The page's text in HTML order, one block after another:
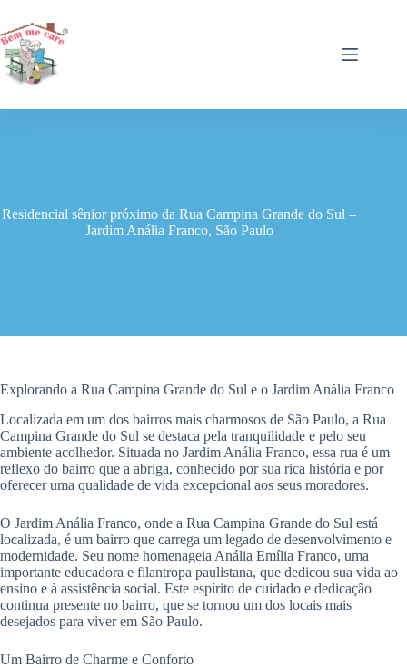
para
o
conteúdo
Residencial sênior próximo da Rua Campina Grande do Sul –
Jardim Anália Franco, São Paulo
Explorando a Rua Campina Grande do Sul e o Jardim Anália Franco
Localizada em um dos bairros mais charmosos de São Paulo, a Rua
Campina Grande do Sul se destaca pela tranquilidade e pelo seu
ambiente acolhedor. Situada no Jardim Anália Franco, essa rua é um
reflexo do bairro que a abriga, conhecido por sua rica história e por
oferecer uma qualidade de vida excepcional aos seus moradores.
O Jardim Anália Franco, onde a Rua Campina Grande do Sul está
localizada, é um bairro que carrega um legado de desenvolvimento e
modernidade. Seu nome homenageia Anália Emília Franco, uma
importante educadora e filantropa paulistana, que dedicou sua vida ao
ensino e à assistência social. Este espírito de cuidado e dedicação
continua presente no bairro, que se tornou um dos locais mais
desejados para viver em São Paulo.
Um Bairro de Charme e Conforto